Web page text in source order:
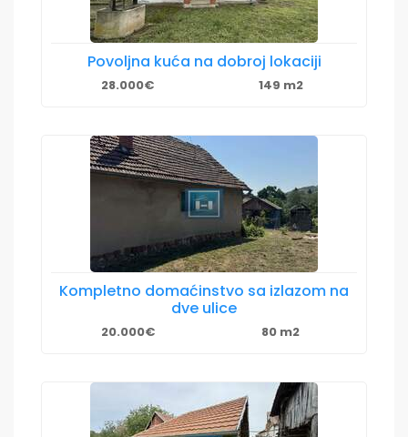
Povoljna kuća na dobroj lokaciji
28.000€ 149 m2
Kompletno domaćinstvo sa izlazom na
dve ulice
20.000€ 80 m2